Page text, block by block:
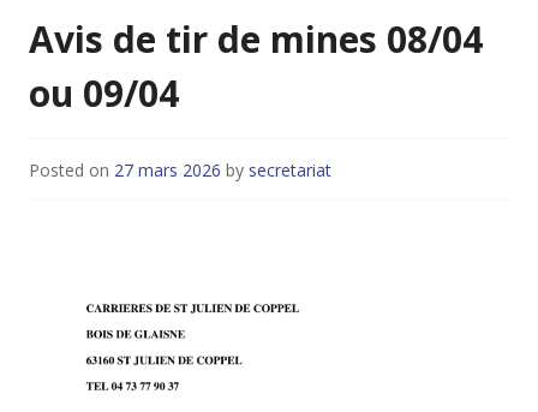
Avis de tir de mines 08/04
ou 09/04
Posted on 27 mars 2026 by secretariat